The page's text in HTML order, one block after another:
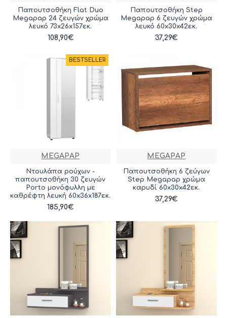
Παπουτσοθήκη Flat Duo
Megapap 24 ζευγών χρώμα
λευκό 73x26x157εκ.
108,90€
Παπουτσοθήκη Step
Megapap 6 ζευγών χρώμα
λευκό 60x30x42εκ.
37,29€
BESTSELLER
MEGAPAP
Ντουλάπα ρούχων -
παπουτσοθήκη 30 ζευγών
Porto μονόφυλλη με
καθρέφτη λευκή 60x36x187εκ.
185,90€
MEGAPAP
Παπουτσοθήκη 6 ζεύγων
Step Megapap χρώμα
καρυδί 60x30x42εκ.
37,29€